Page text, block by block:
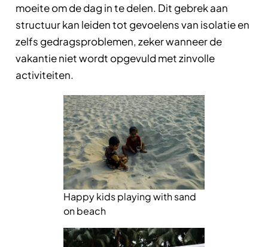
moeite om de dag in te delen. Dit gebrek aan
structuur kan leiden tot gevoelens van isolatie en
zelfs gedragsproblemen, zeker wanneer de
vakantie niet wordt opgevuld met zinvolle
activiteiten.
Happy kids playing with sand
on beach